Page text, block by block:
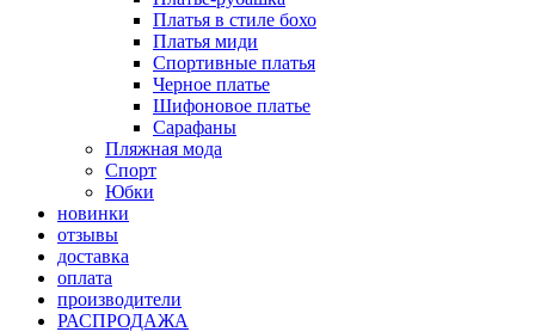
Платья в стиле бохо
Платья миди
Спортивные платья
Черное платье
Шифоновое платье
Сарафаны
Пляжная мода
Спорт
Юбки
новинки
отзывы
доставка
оплата
производители
РАСПРОДАЖА